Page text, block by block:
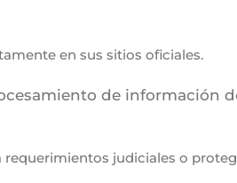
en sus sitios oficiales.
de información
judiciales o